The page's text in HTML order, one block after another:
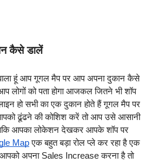
कैसे डालें
हूं आप गूगल मैप पर आप अपना दुकान कैसे
को पता होगा आजकल जितने भी शॉप
हो सभी का एक दुकान होते हैं गूगल मैप पर
ढूंढने की कोशिश करें तो आप उसे आसानी
आपका लोकेशन देखकर आपके शॉप पर
Map एक बहुत बड़ा रोल प्ले कर रहा है एक
अपना Sales Increase करना है तो